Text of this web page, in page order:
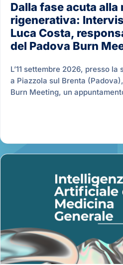
Dalla fase acuta alla
rigenerativa:
Luca Costa,
del Padova Burn
L’11 settembre 2026, presso
a Piazzola sul Brenta
Burn Meeting, un